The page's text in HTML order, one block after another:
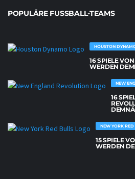
POPULÄRE FUSSBALL-TEAMS
HOUSTON
16 SPIELE
WERDEN
NEW
16
NEW YORK RED
15 SPIELE
WERDEN